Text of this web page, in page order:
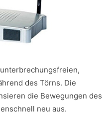
des Törns. Die
die Bewegungen des
neu aus.